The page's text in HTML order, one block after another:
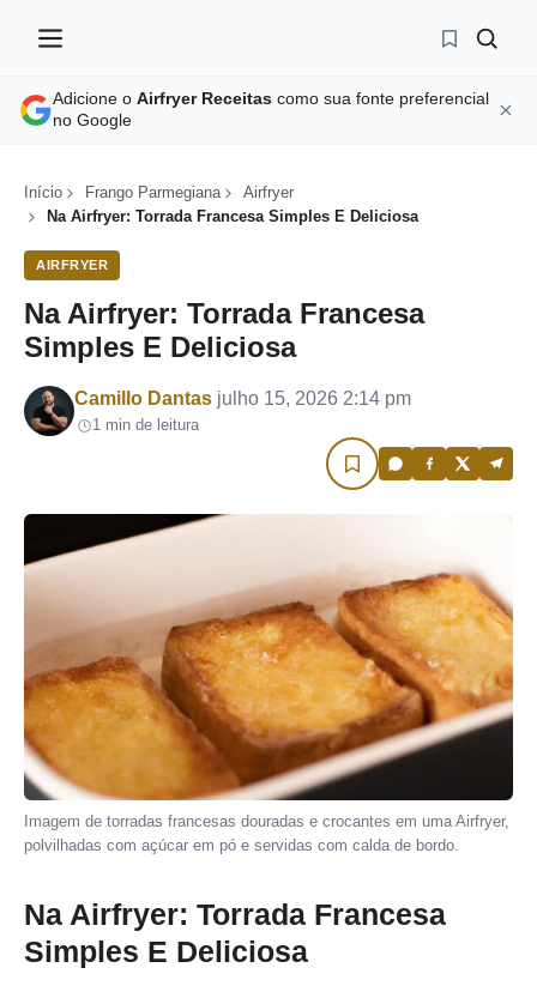
Adicione o Airfryer Receitas como sua fonte preferencial
no Google
Início Frango Parmegiana
Airfryer
Na Airfryer: Torrada Francesa Simples E Deliciosa
AIRFRYER
Na Airfryer: Torrada Francesa
Simples E Deliciosa
Por
Camillo Dantas julho 15, 2026 2:14 pm
1 min de leitura
Imagem de torradas francesas douradas e crocantes em uma Airfryer,
polvilhadas com açúcar em pó e servidas com calda de bordo.
Na Airfryer: Torrada Francesa
Simples E Deliciosa